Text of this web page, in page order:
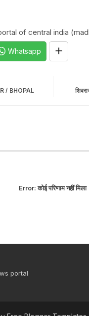
of central india
Whatsapp
/ BHOPAL
Error:कोई परिणाम नहीं मिला
portal